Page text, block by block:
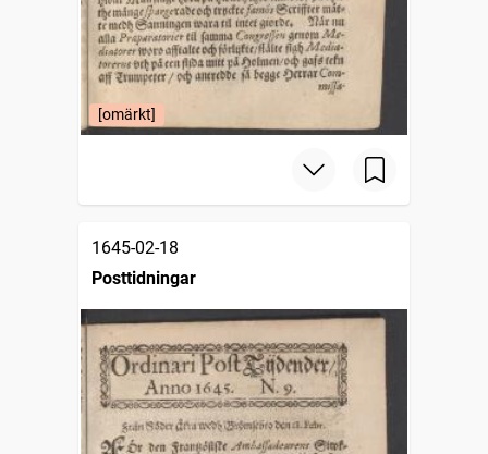
[omärkt]
1645-02-18
Posttidningar